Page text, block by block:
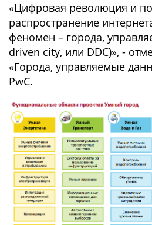
«Цифровая революция и
распространение
феномен – города,
driven city, или DDC)», -
«Города, управляемые
PwC.